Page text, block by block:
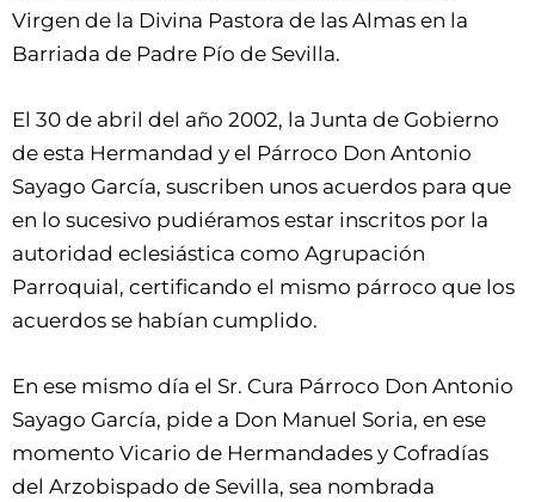
Virgen de la Divina Pastora de las Almas en la
Barriada de Padre Pío de Sevilla.
El 30 de abril del año 2002, la Junta de Gobierno
de esta Hermandad y el Párroco Don Antonio
Sayago García, suscriben unos acuerdos para que
en lo sucesivo pudiéramos estar inscritos por la
autoridad eclesiástica como Agrupación
Parroquial, certificando el mismo párroco que los
acuerdos se habían cumplido.
En ese mismo día el Sr. Cura Párroco Don Antonio
Sayago García, pide a Don Manuel Soria, en ese
momento Vicario de Hermandades y Cofradías
del Arzobispado de Sevilla, sea nombrada